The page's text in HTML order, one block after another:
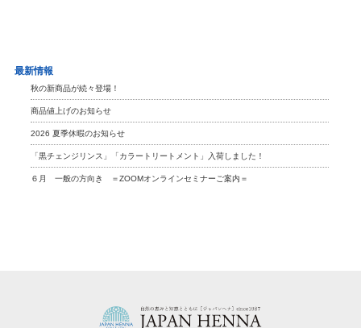
最新情報
秋の新商品が続々登場！
商品値上げのお知らせ
2026 夏季休暇のお知らせ
「黒チェンジリンス」「カラートリートメント」入荷しました！
６月 一般の方向き ＝ZOOMオンラインセミナーご案内＝